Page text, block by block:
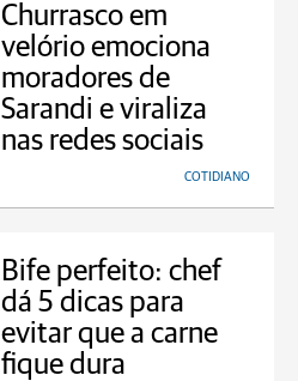
Churrasco em
velório emociona
moradores de
Sarandi e viraliza
nas redes sociais
COTIDIANO
Bife perfeito: chef
dá 5 dicas para
evitar que a carne
fique dura